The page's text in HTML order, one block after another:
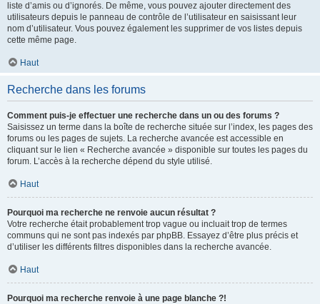
liste d’amis ou d’ignorés. De même, vous pouvez ajouter directement des
utilisateurs depuis le panneau de contrôle de l’utilisateur en saisissant leur
nom d’utilisateur. Vous pouvez également les supprimer de vos listes depuis
cette même page.
Haut
Recherche dans les forums
Comment puis-je effectuer une recherche dans un ou des forums ?
Saisissez un terme dans la boîte de recherche située sur l’index, les pages des
forums ou les pages de sujets. La recherche avancée est accessible en
cliquant sur le lien « Recherche avancée » disponible sur toutes les pages du
forum. L’accès à la recherche dépend du style utilisé.
Haut
Pourquoi ma recherche ne renvoie aucun résultat ?
Votre recherche était probablement trop vague ou incluait trop de termes
communs qui ne sont pas indexés par phpBB. Essayez d’être plus précis et
d’utiliser les différents filtres disponibles dans la recherche avancée.
Haut
Pourquoi ma recherche renvoie à une page blanche ?!